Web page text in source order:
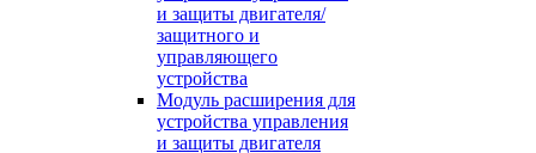
и защиты двигателя/
защитного и
управляющего
устройства
Модуль расширения для
устройства управления
и защиты двигателя